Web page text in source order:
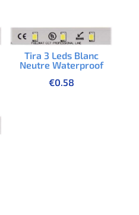
Tira 3 Leds Blanc
Neutre Waterproof
€0.58